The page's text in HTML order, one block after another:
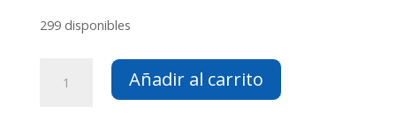
299 disponibles
METALICO
Añadir al carrito